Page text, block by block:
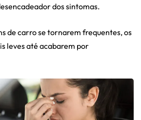
dos sintomas.
de carro se tornarem frequentes, os
leves até acabarem por